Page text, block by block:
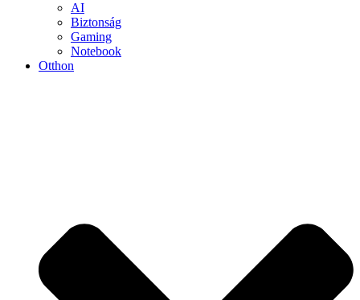
AI
Biztonság
Gaming
Notebook
Otthon